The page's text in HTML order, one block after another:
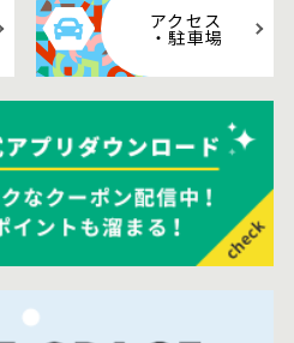
アクセス
・駐車場